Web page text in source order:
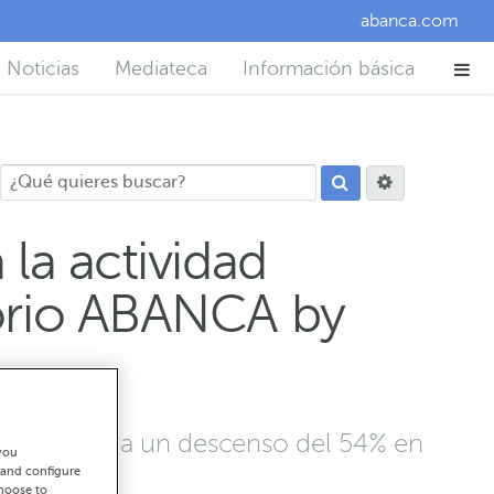
abanca.com
Noticias Mediateca Información básica
actividad
ABANCA by
muestra un descenso del 54% en
configure
to